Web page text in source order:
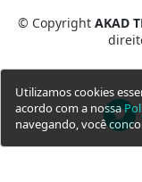
© Copyright AKAD
Utilizamos cookies
acordo com a nossa
navegando, você